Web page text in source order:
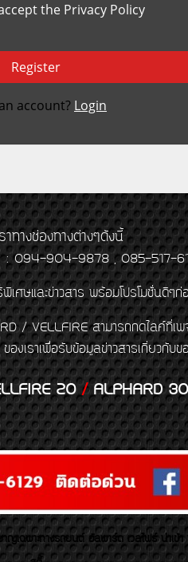
the Privacy Policy
Register
account? Login
ทางช่องทางต่างๆดังนี้
: 094-904-9878 , 085-517-
เศษและข่าวสาร พร้อมโปรโมชั่นดีๆก่
/ VELLFIRE สามารถกดไลค์ที่เพ
องเราเพื่อรับข้อมูลข่าวสารเกี่ยวกับ
20/ALPHARD 30
พาะทางรถยนต์ อัลพาร์ด เวลไฟร์ นำเข้า